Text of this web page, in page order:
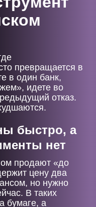
превращается в
в один банк,
идете во
отказ.
быстро, а
нет
продают «до
цену два
но нужно
В таких
бумаге, а